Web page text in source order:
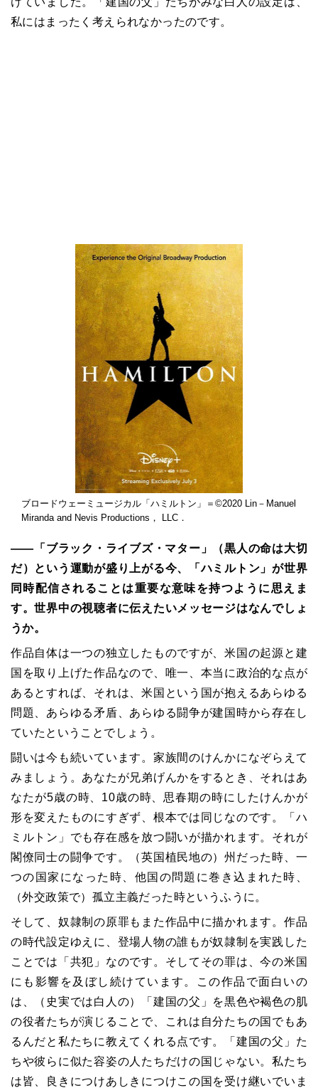
私にはまったく考えられなかったのです。
ブロードウェーミュージカル「ハミルトン」＝©2020 Lin－Manuel
Miranda and Nevis Productions， LLC．
――「ブラック・ライブズ・マター」（黒人の命は大切
だ）という運動が盛り上がる今、「ハミルトン」が世界
同時配信されることは重要な意味を持つように思えま
す。世界中の視聴者に伝えたいメッセージはなんでしょ
うか。
作品自体は一つの独立したものですが、米国の起源と建
国を取り上げた作品なので、唯一、本当に政治的な点が
あるとすれば、それは、米国という国が抱えるあらゆる
問題、あらゆる矛盾、あらゆる闘争が建国時から存在し
ていたということでしょう。
闘いは今も続いています。家族間のけんかになぞらえて
みましょう。あなたが兄弟げんかをするとき、それはあ
なたが5歳の時、10歳の時、思春期の時にしたけんかが
形を変えたものにすぎず、根本では同じなのです。「ハ
ミルトン」でも存在感を放つ闘いが描かれます。それが
閣僚同士の闘争です。（英国植民地の）州だった時、一
つの国家になった時、他国の問題に巻き込まれた時、
（外交政策で）孤立主義だった時というふうに。
そして、奴隷制の原罪もまた作品中に描かれます。作品
の時代設定ゆえに、登場人物の誰もが奴隷制を実践した
ことでは「共犯」なのです。そしてその罪は、今の米国
にも影響を及ぼし続けています。この作品で面白いの
は、（史実では白人の）「建国の父」を黒色や褐色の肌
の役者たちが演じることで、これは自分たちの国でもあ
るんだと私たちに教えてくれる点です。「建国の父」た
ちや彼らに似た容姿の人たちだけの国じゃない。私たち
は皆、良きにつけあしきにつけこの国を受け継いでいま